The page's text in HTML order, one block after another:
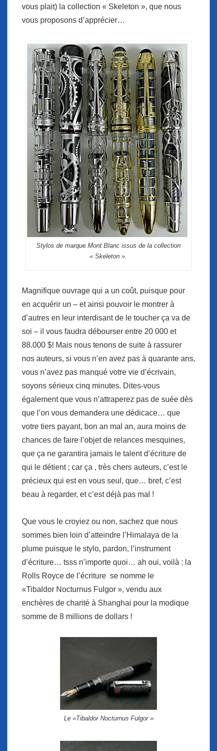
vous plait) la collection « Skeleton », que nous
vous proposons d’apprécier…
Stylos de marque Mont Blanc issus de la collection
« Skeleton ».
Magnifique ouvrage qui a un coût, puisque pour
en acquérir un – et ainsi pouvoir le montrer à
d’autres en leur interdisant de le toucher ça va de
soi – il vous faudra débourser entre 20 000 et
88.000 $! Mais nous tenons de suite à rassurer
nos auteurs, si vous n’en avez pas à quarante ans,
vous n’avez pas manqué votre vie d’écrivain,
soyons sérieux cinq minutes. Dites-vous
également que vous n’attraperez pas de suée dès
que l’on vous demandera une dédicace… que
votre tiers payant, bon an mal an, aura moins de
chances de faire l’objet de relances mesquines,
que ça ne garantira jamais le talent d’écriture de
qui le détient ; car ça , très chers auteurs, c’est le
précieux qui est en vous seul, que… bref, c’est
beau à regarder, et c’est déjà pas mal !
Que vous le croyiez ou non, sachez que nous
sommes bien loin d’atteindre l’Himalaya de la
plume puisque le stylo, pardon, l’instrument
d’écriture… tsss n’importe quoi… ah oui, voilà : la
Rolls Royce de l’écriture se nomme le
«Tibaldor Nocturnus Fulgor », vendu aux
enchères de charité à Shanghai pour la modique
somme de 8 millions de dollars !
Le «Tibaldor Nocturnus Fulgor »